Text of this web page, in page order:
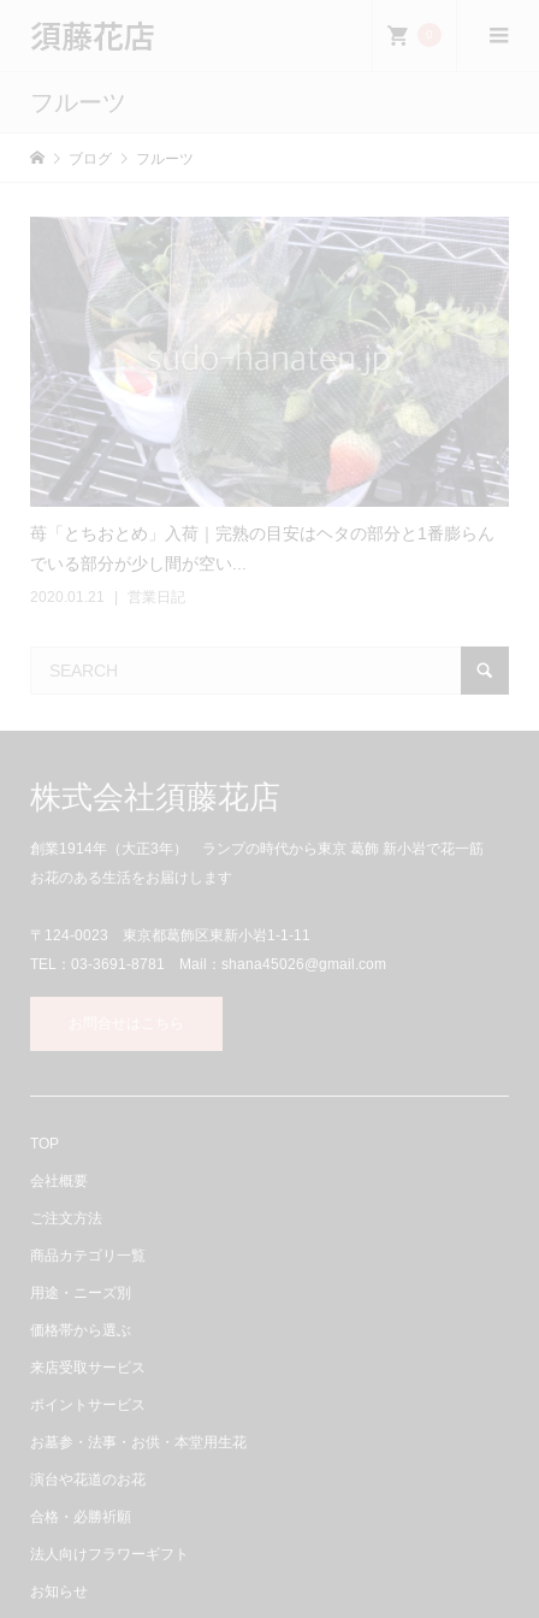
須藤花店
フルーツ
ブログ フルーツ
苺「とちおとめ」入荷｜完熟の目安はヘタの部分と1番膨らん
でいる部分が少し間が空い...
2020.01.21 営業日記
株式会社須藤花店
創業1914年（大正3年） ランプの時代から東京 葛飾 新小岩で花一筋
お花のある生活をお届けします
〒124-0023 東京都葛飾区東新小岩1-1-11
TEL：03-3691-8781 Mail：shana45026@gmail.com
TOP
会社概要
ご注文方法
商品カテゴリ一覧
用途・ニーズ別
価格帯から選ぶ
来店受取サービス
ポイントサービス
お墓参・法事・お供・本堂用生花
演台や花道のお花
合格・必勝祈願
法人向けフラワーギフト
お知らせ